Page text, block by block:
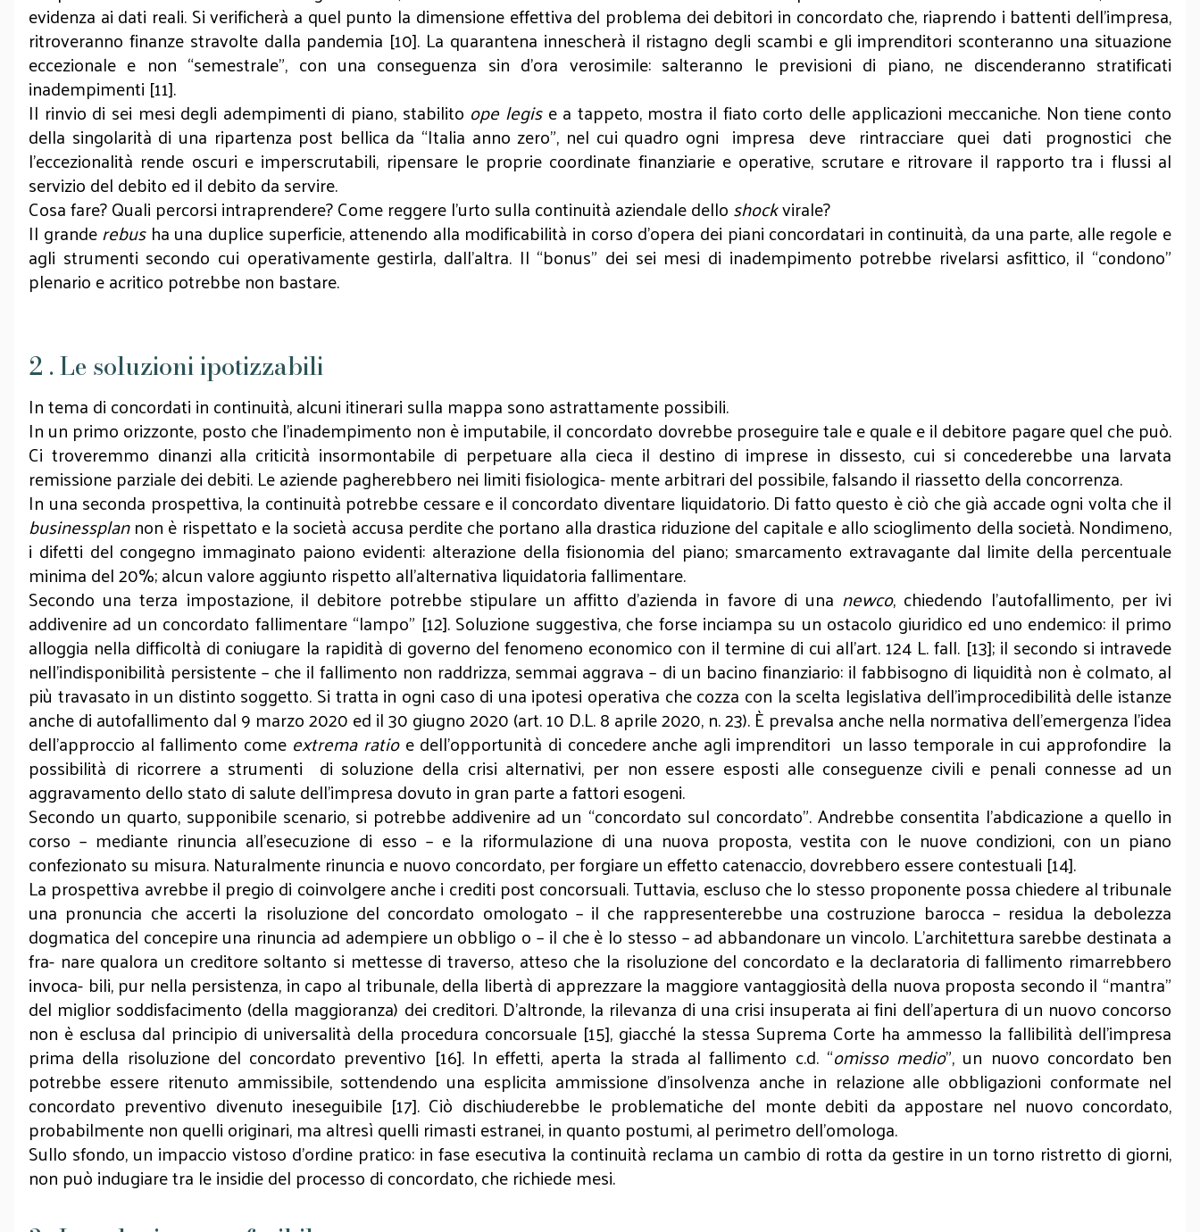
evidenza ai dati reali. Si verificherà a quel punto la dimensione effettiva del problema dei debitori in concordato che, riaprendo i battenti dell’impresa,
ritroveranno finanze stravolte dalla pandemia [10]. La quarantena innescherà il ristagno degli scambi e gli imprenditori sconteranno una situazione
eccezionale e non “semestrale”, con una conseguenza sin d’ora verosimile: salteranno le previsioni di piano, ne discenderanno stratificati
inadempimenti [11].
Il rinvio di sei mesi degli adempimenti di piano, stabilito ope legise a tappeto, mostra il fiato corto delle applicazioni meccaniche. Non tiene conto
della singolarità di una ripartenza post bellica da “Italia anno zero”, nel cui quadro ogni impresa deve rintracciare quei dati prognostici che
l’eccezionalità rende oscuri e imperscrutabili, ripensare le proprie coordinate finanziarie e operative, scrutare e ritrovare il rapporto tra i flussi al
servizio del debito ed il debito da servire.
Cosa fare? Quali percorsi intraprendere? Come reggere l’urto sulla continuità aziendale delloshockvirale?
Il granderebusha una duplice superficie, attenendo alla modificabilità in corso d’opera dei piani concordatari in continuità, da una parte, alle regole e
agli strumenti secondo cui operativamente gestirla, dall’altra. Il “bonus” dei sei mesi di inadempimento potrebbe rivelarsi asfittico, il “condono”
plenario e acritico potrebbe non bastare.
2 . Le soluzioni ipotizzabili
In tema di concordati in continuità, alcuni itinerari sulla mappa sono astrattamente possibili.
In un primo orizzonte, posto che l’inadempimento non è imputabile, il concordato dovrebbe proseguire tale e quale e il debitore pagare quel che può.
Ci troveremmo dinanzi alla criticità insormontabile di perpetuare alla cieca il destino di imprese in dissesto, cui si concederebbe una larvata
remissione parziale dei debiti. Le aziende pagherebbero nei limiti fisiologica- mente arbitrari del possibile, falsando il riassetto della concorrenza.
In una seconda prospettiva, la continuità potrebbe cessare e il concordato diventare liquidatorio. Di fatto questo è ciò che già accade ogni volta che il
businessplannon è rispettato e la società accusa perdite che portano alla drastica riduzione del capitale e allo scioglimento della società. Nondimeno,
i difetti del congegno immaginato paiono evidenti: alterazione della fisionomia del piano; smarcamento extravagante dal limite della percentuale
minima del 20%; alcun valore aggiunto rispetto all’alternativa liquidatoria fallimentare.
Secondo una terza impostazione, il debitore potrebbe stipulare un affitto d’azienda in favore di una newco, chiedendo l'autofallimento, per ivi
addivenire ad un concordato fallimentare “lampo” [12]. Soluzione suggestiva, che forse inciampa su un ostacolo giuridico ed uno endemico: il primo
alloggia nella difficoltà di coniugare la rapidità di governo del fenomeno economico con il termine di cui all’art. 124 L. fall. [13]; il secondo si intravede
nell’indisponibilità persistente – che il fallimento non raddrizza, semmai aggrava – di un bacino finanziario: il fabbisogno di liquidità non è colmato, al
più travasato in un distinto soggetto. Si tratta in ogni caso di una ipotesi operativa che cozza con la scelta legislativa dell’improcedibilità delle istanze
anche di autofallimento dal 9 marzo 2020 ed il 30 giugno 2020 (art. 10 D.L. 8 aprile 2020, n. 23). È prevalsa anche nella normativa dell’emergenza l’idea
dell’approccio al fallimento come extrema ratioe dell’opportunità di concedere anche agli imprenditori un lasso temporale in cui approfondire la
possibilità di ricorrere a strumenti di soluzione della crisi alternativi, per non essere esposti alle conseguenze civili e penali connesse ad un
aggravamento dello stato di salute dell’impresa dovuto in gran parte a fattori esogeni.
Secondo un quarto, supponibile scenario, si potrebbe addivenire ad un “concordato sul concordato”. Andrebbe consentita l’abdicazione a quello in
corso – mediante rinuncia all’esecuzione di esso – e la riformulazione di una nuova proposta, vestita con le nuove condizioni, con un piano
confezionato su misura. Naturalmente rinuncia e nuovo concordato, per forgiare un effetto catenaccio, dovrebbero essere contestuali [14].
La prospettiva avrebbe il pregio di coinvolgere anche i crediti post concorsuali. Tuttavia, escluso che lo stesso proponente possa chiedere al tribunale
una pronuncia che accerti la risoluzione del concordato omologato – il che rappresenterebbe una costruzione barocca – residua la debolezza
dogmatica del concepire una rinuncia ad adempiere un obbligo o – il che è lo stesso – ad abbandonare un vincolo. L’architettura sarebbe destinata a
fra- nare qualora un creditore soltanto si mettesse di traverso, atteso che la risoluzione del concordato e la declaratoria di fallimento rimarrebbero
invoca- bili, pur nella persistenza, in capo al tribunale, della libertà di apprezzare la maggiore vantaggiosità della nuova proposta secondo il “mantra”
del miglior soddisfacimento (della maggioranza) dei creditori. D’altronde, la rilevanza di una crisi insuperata ai fini dell'apertura di un nuovo concorso
non è esclusa dal principio di universalità della procedura concorsuale [15], giacché la stessa Suprema Corte ha ammesso la fallibilità dell'impresa
prima della risoluzione del concordato preventivo [16]. In effetti, aperta la strada al fallimento c.d. “omisso medio”, un nuovo concordato ben
potrebbe essere ritenuto ammissibile, sottendendo una esplicita ammissione d’insolvenza anche in relazione alle obbligazioni conformate nel
concordato preventivo divenuto ineseguibile [17]. Ciò dischiuderebbe le problematiche del monte debiti da appostare nel nuovo concordato,
probabilmente non quelli originari, ma altresì quelli rimasti estranei, in quanto postumi, al perimetro dell’omologa.
Sullo sfondo, un impaccio vistoso d’ordine pratico: in fase esecutiva la continuità reclama un cambio di rotta da gestire in un torno ristretto di giorni,
non può indugiare tra le insidie del processo di concordato, che richiede mesi.